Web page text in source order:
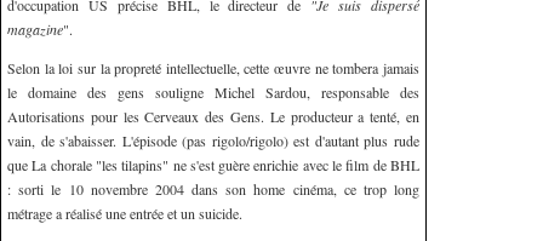
d'occupation US précise BHL, le directeur de "Je suis dispersé
magazine".
Selon la loi sur la propreté intellectuelle, cette œuvre ne tombera jamais
le domaine des gens souligne Michel Sardou, responsable des
Autorisations pour les Cerveaux des Gens. Le producteur a tenté, en
vain, de s'abaisser. L'épisode (pas rigolo/rigolo) est d'autant plus rude
que La chorale "les tilapins" ne s'est guère enrichie avec le film de BHL
: sorti le 10 novembre 2004 dans son home cinéma, ce trop long
métrage a réalisé une entrée et un suicide.